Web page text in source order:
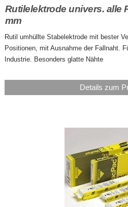
Rutilelektrode univers. alle
mm
Rutil umhüllte Stabelektrode mit bester
Positionen, mit Ausnahme der Fallnaht.
Industrie. Besonders glatte Nähte
Details zum